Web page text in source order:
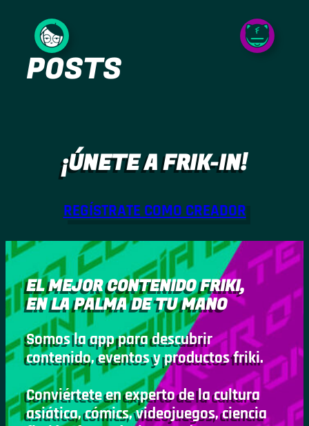
contenido
POSTS
¡ÚNETE A FRIK-IN!
REGÍSTRATE COMO CREADOR
EL MEJOR CONTENIDO FRIKI,
EN LA PALMA DE TU MANO
Somos la app para descubrir
contenido, eventos y productos friki.
Conviértete en experto de la cultura
asiática, cómics, videojuegos, ciencia